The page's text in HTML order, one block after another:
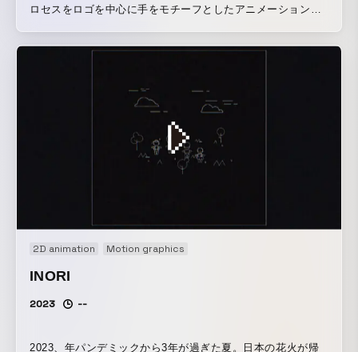
ロセスをロゴを中心に手をモチーフとしたアニメーションに
います。 左手を採用することで右脳感覚の創造性を表現しま
2D animation Motion graphics
INORI
2023 --
2023、年パンデミックから3年が過ぎた夏。日本の花火が帰